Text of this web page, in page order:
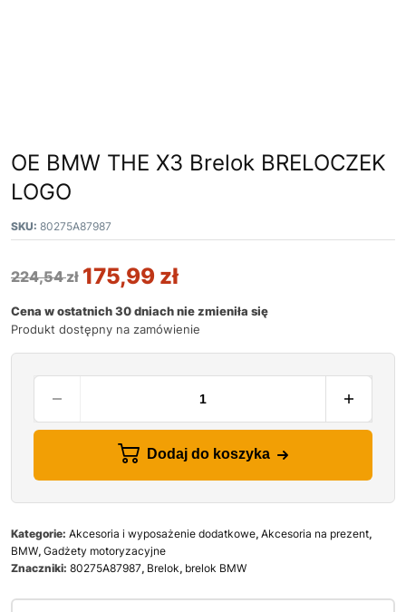
OE BMW THE X3 Brelok BRELOCZEK
LOGO
SKU: 80275A87987
224,54zł 175,99 zł
Cena w ostatnich 30 dniach nie zmieniła się
Produkt dostępny na zamówienie
Dodaj do koszyka
Kategorie: Akcesoria i wyposażenie dodatkowe, Akcesoria na prezent,
BMW, Gadżety motoryzacyjne
Znaczniki: 80275A87987, Brelok, brelok BMW